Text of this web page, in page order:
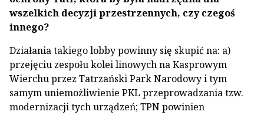
wszelkich decyzji przestrzennych, czy czegoś
innego?
Działania takiego lobby powinny się skupić na: a)
przejęciu zespołu kolei linowych na Kasprowym
Wierchu przez Tatrzański Park Narodowy i tym
samym uniemożliwienie PKL przeprowadzania tzw.
modernizacji tych urządzeń; TPN powinien